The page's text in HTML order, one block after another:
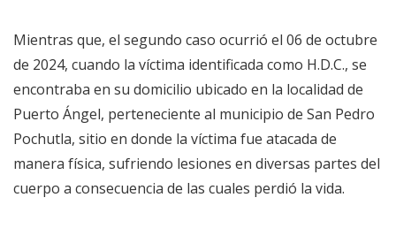
Mientras que, el segundo caso ocurrió el 06 de octubre
de 2024, cuando la víctima identificada como H.D.C., se
encontraba en su domicilio ubicado en la localidad de
Puerto Ángel, perteneciente al municipio de San Pedro
Pochutla, sitio en donde la víctima fue atacada de
manera física, sufriendo lesiones en diversas partes del
cuerpo a consecuencia de las cuales perdió la vida.